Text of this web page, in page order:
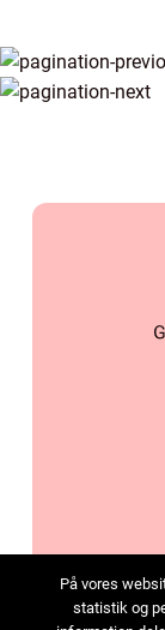
På vores
statistik og